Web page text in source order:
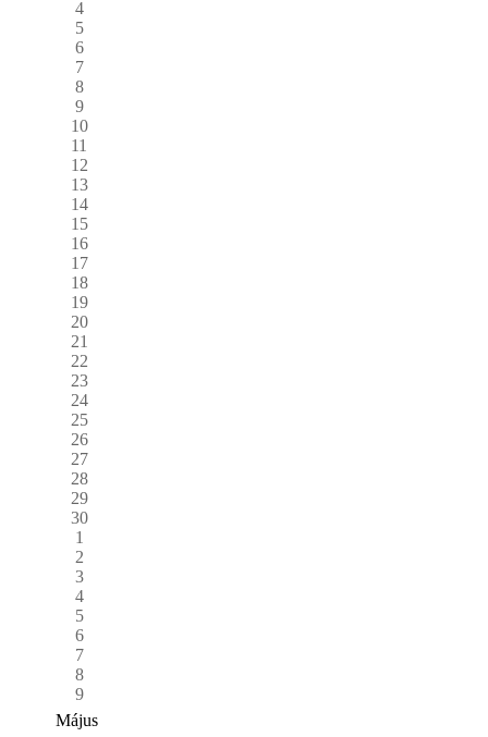
4
5
6
7
8
9
10
11
12
13
14
15
16
17
18
19
20
21
22
23
24
25
26
27
28
29
30
1
2
3
4
5
6
7
8
9
Május